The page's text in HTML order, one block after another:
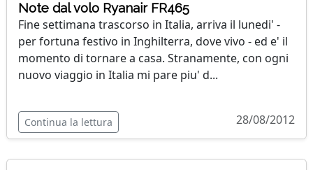
Note dal volo Ryanair FR465
Fine settimana trascorso in Italia, arriva il lunedi' -
per fortuna festivo in Inghilterra, dove vivo - ed e' il
momento di tornare a casa. Stranamente, con ogni
nuovo viaggio in Italia mi pare piu' d...
Continua la lettura 28/08/2012